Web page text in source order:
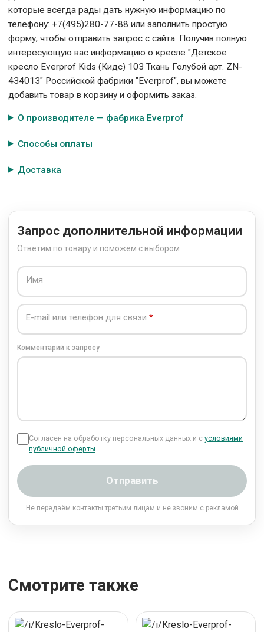
которые всегда рады дать нужную информацию по
телефону: +7(495)280-77-88 или заполнить простую
форму, чтобы отправить запрос с сайта. Получив полную
интересующую вас информацию о кресле "Детское
кресло Everprof Kids (Кидс) 103 Ткань Голубой арт. ZN-
434013" Российской фабрики "Everprof", вы можете
добавить товар в корзину и оформить заказ.
О производителе — фабрика Everprof
Способы оплаты
Доставка
Запрос дополнительной информации
Ответим по товару и поможем с выбором
Имя
E-mail или телефон для связи
Комментарий к запросу
Согласен на обработку персональных данных и с условиями
публичной оферты
Отправить
Не передаём контакты третьим лицам и не звоним с рекламой
Смотрите также